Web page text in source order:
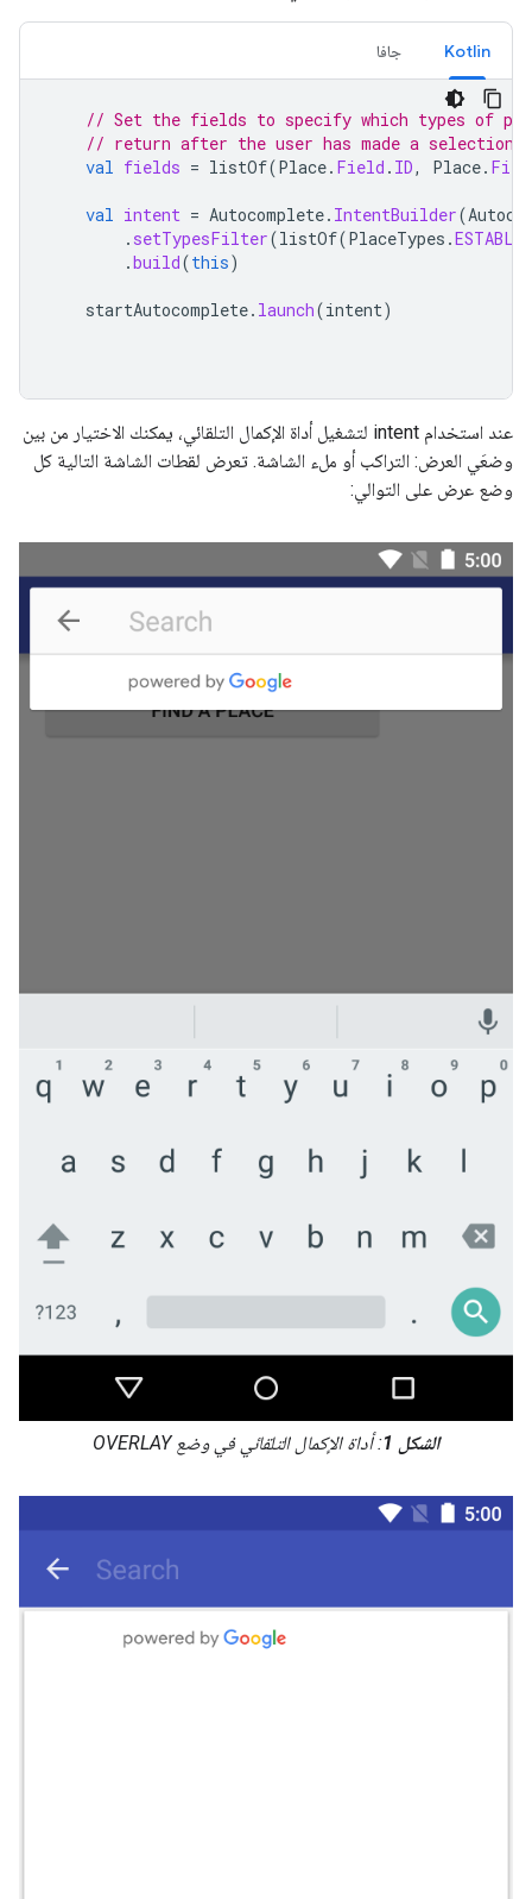
Kotlin جافا
// Set the fields to specify which types of
// return after the user has made a selection.
val fields = listOf(Place. Field . ID, Place.
val intent = Autocomplete. IntentBuilder(
. setTypesFilter(listOf(PlaceTypes .
.build(this)
startAutocomplete. launch(intent)
عند استخدام intent لتشغيل أداة الإكمال التلقائي، يمكنك الاختيار من بين
وضعَي العرض: التراكب أو ملء الشاشة. تعرض لقطات الشاشة التالية كل
وضع عرض على التوالي:
الشكل 1 : أداة الإكمال التلقائي في وضع OVERLAY